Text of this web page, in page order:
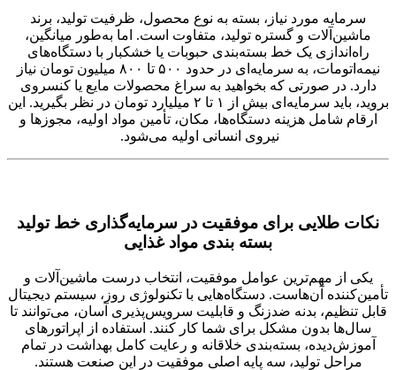
سرمایه مورد نیاز، بسته به نوع محصول، ظرفیت تولید، برند
ماشین‌آلات و گستره تولید، متفاوت است. اما به‌طور میانگین،
راه‌اندازی یک خط بسته‌بندی حبوبات یا خشکبار با دستگاه‌های
نیمه‌اتومات، به سرمایه‌ای در حدود ۵۰۰ تا ۸۰۰ میلیون تومان نیاز
دارد. در صورتی که بخواهید به سراغ محصولات مایع یا کنسروی
بروید، باید سرمایه‌ای بیش از ۱ تا ۲ میلیارد تومان در نظر بگیرید. این
ارقام شامل هزینه دستگاه‌ها، مکان، تأمین مواد اولیه، مجوزها و
نیروی انسانی اولیه می‌شود.
نکات طلایی برای موفقیت در سرمایه‌گذاری خط تولید
بسته بندی مواد غذایی
یکی از مهم‌ترین عوامل موفقیت، انتخاب درست ماشین‌آلات و
تأمین‌کننده آن‌هاست. دستگاه‌هایی با تکنولوژی روز، سیستم دیجیتال
قابل تنظیم، بدنه ضدزنگ و قابلیت سرویس‌پذیری آسان، می‌توانند تا
سال‌ها بدون مشکل برای شما کار کنند. استفاده از اپراتورهای
آموزش‌دیده، بسته‌بندی خلاقانه و رعایت کامل بهداشت در تمام
مراحل تولید، سه پایه اصلی موفقیت در این صنعت هستند.